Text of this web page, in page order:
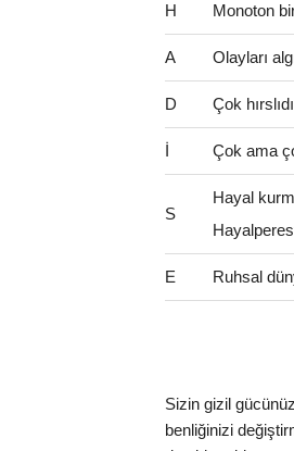
H Monoton
A Olayları
D Çok
İ Çok ama
S
Hayal
E Ruhsal
Sizin gizil
benliğinizi